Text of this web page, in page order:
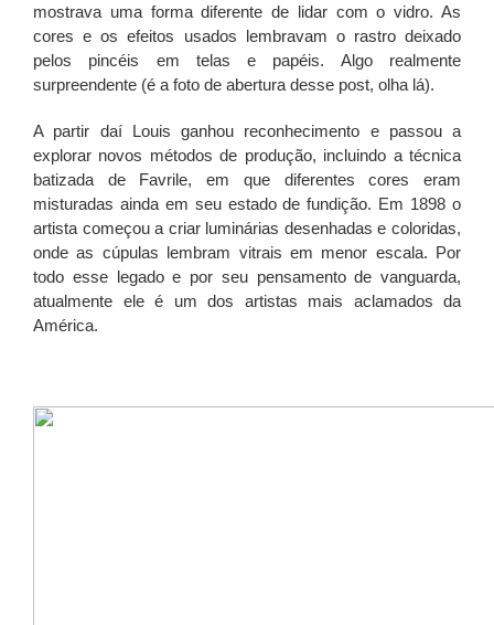
mostrava uma forma diferente de lidar com o vidro. As
cores e os efeitos usados lembravam o rastro deixado
pelos pincéis em telas e papéis. Algo realmente
surpreendente (é a foto de abertura desse post, olha lá).
A partir daí Louis ganhou reconhecimento e passou a
explorar novos métodos de produção, incluindo a técnica
batizada de Favrile, em que diferentes cores eram
misturadas ainda em seu estado de fundição. Em 1898 o
artista começou a criar luminárias desenhadas e coloridas,
onde as cúpulas lembram vitrais em menor escala. Por
todo esse legado e por seu pensamento de vanguarda,
atualmente ele é um dos artistas mais aclamados da
América.